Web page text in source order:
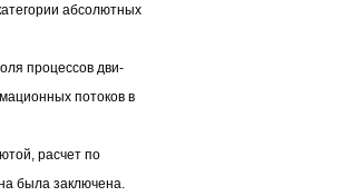
абсолютных
процессов дви-
потоков в
расчет по
была заключена.